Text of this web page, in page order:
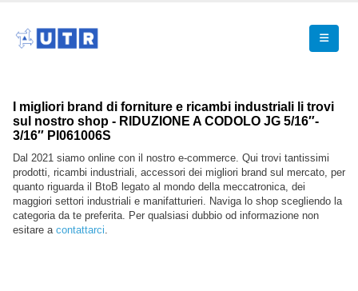
I migliori brand di forniture e ricambi industriali li trovi
sul nostro shop - RIDUZIONE A CODOLO JG 5/16″-
3/16″ PI061006S
Dal 2021 siamo online con il nostro e-commerce. Qui trovi tantissimi
prodotti, ricambi industriali, accessori dei migliori brand sul mercato, per
quanto riguarda il BtoB legato al mondo della meccatronica, dei
maggiori settori industriali e manifatturieri. Naviga lo shop scegliendo la
categoria da te preferita. Per qualsiasi dubbio od informazione non
esitare a contattarci.